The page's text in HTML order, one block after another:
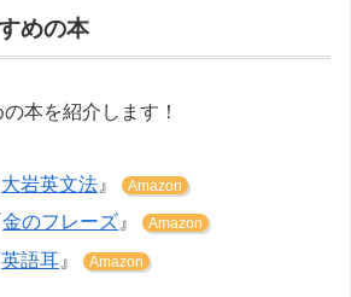
めの本
本を紹介します！
大岩英文法 』 Amazon
金のフレーズ 』 Amazon
英語耳 』 Amazon